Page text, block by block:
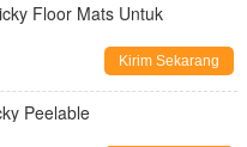
Floor Mats Untuk
Kirim Sekarang
Peelable